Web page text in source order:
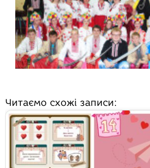
Читаємо схожі записи: